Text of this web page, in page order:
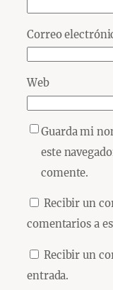
Correo
Web
Guarda mi
este
comente.
Recibir un
comentarios a
Recibir un
entrada.